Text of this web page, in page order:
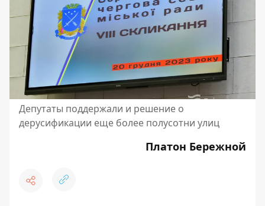
Депутаты поддержали и решение о
дерусификации еще более полусотни улиц
Платон Бережной